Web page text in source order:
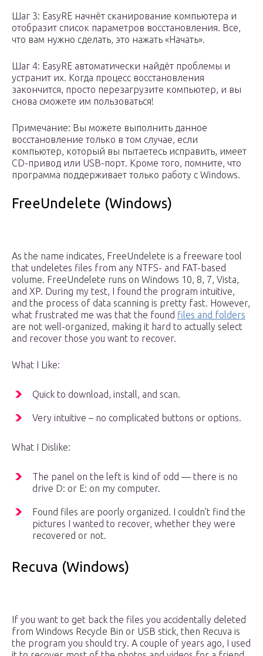
Шаг 3: EasyRE начнёт сканирование компьютера и
отобразит список параметров восстановления. Все,
что вам нужно сделать, это нажать «Начать».
Шаг 4: EasyRE автоматически найдёт проблемы и
устранит их. Когда процесс восстановления
закончится, просто перезагрузите компьютер, и вы
снова сможете им пользоваться!
Примечание: Вы можете выполнить данное
восстановление только в том случае, если
компьютер, который вы пытаетесь исправить, имеет
CD-привод или USB-порт. Кроме того, помните, что
программа поддерживает только работу с Windows.
FreeUndelete (Windows)
As the name indicates, FreeUndelete is a freeware tool
that undeletes files from any NTFS- and FAT-based
volume. FreeUndelete runs on Windows 10, 8, 7, Vista,
and XP. During my test, I found the program intuitive,
and the process of data scanning is pretty fast. However,
what frustrated me was that the found files and folders
are not well-organized, making it hard to actually select
and recover those you want to recover.
What I Like:
Quick to download, install, and scan.
Very intuitive – no complicated buttons or options.
What I Dislike:
The panel on the left is kind of odd — there is no
drive D: or E: on my computer.
Found files are poorly organized. I couldn’t find the
pictures I wanted to recover, whether they were
recovered or not.
Recuva (Windows)
If you want to get back the files you accidentally deleted
from Windows Recycle Bin or USB stick, then Recuva is
the program you should try. A couple of years ago, I used